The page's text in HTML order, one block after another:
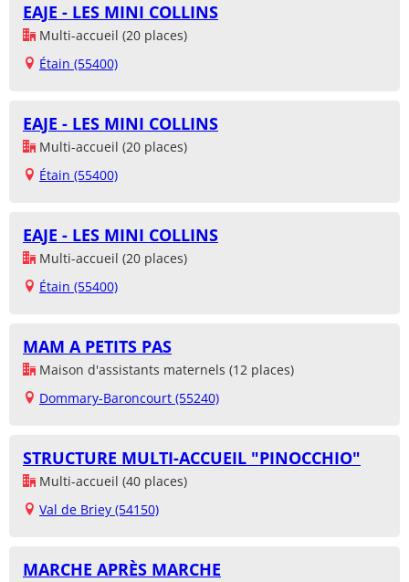
EAJE - LES MINI COLLINS
Multi-accueil (20 places)
Étain (55400)
EAJE - LES MINI COLLINS
Multi-accueil (20 places)
Étain (55400)
EAJE - LES MINI COLLINS
Multi-accueil (20 places)
Étain (55400)
MAM A PETITS PAS
Maison d'assistants maternels (12 places)
Dommary-Baroncourt (55240)
STRUCTURE MULTI-ACCUEIL "PINOCCHIO"
Multi-accueil (40 places)
Val de Briey (54150)
MARCHE APRÈS MARCHE